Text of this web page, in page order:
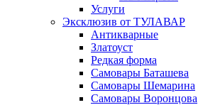
Услуги
Эксклюзив от ТУЛАВАР
Антикварные
Златоуст
Редкая форма
Самовары Баташева
Самовары Шемарина
Самовары Воронцова